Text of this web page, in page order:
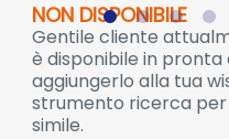
NON DISPONIBILE
Gentile cliente
è disponibile in pronta
aggiungerlo alla tua
strumento ricerca
simile.